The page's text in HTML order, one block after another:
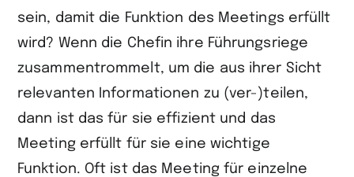
sein, damit die Funktion des Meetings erfüllt
wird? Wenn die Chefin ihre Führungsriege
zusammentrommelt, um die aus ihrer Sicht
relevanten Informationen zu (ver-)teilen,
dann ist das für sie effizient und das
Meeting erfüllt für sie eine wichtige
Funktion. Oft ist das Meeting für einzelne